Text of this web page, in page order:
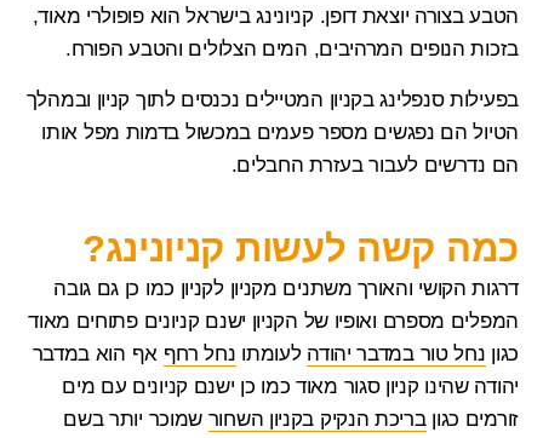
הטבע בצורה יוצאת דופן. קניונינג בישראל הוא פופולרי מאוד,
בזכות הנופים המרהיבים, המים הצלולים והטבע הפורח.
בפעילותסנפלינג בקניון המטיילים נכנסים לתוך קניון ובמהלך
הטיול הם נפגשים מספר פעמים במכשול בדמות מפל אותו
הם נדרשים לעבור בעזרת החבלים.
כמה קשה לעשות קניונינג?
דרגות הקושי והאורך משתנים מקניון לקניון כמו כן גם גובה
המפלים מספרם ואופיו של הקניון ישנם קניונים פתוחים מאוד
כגון נחל טור במדבר יהודה לעומתו נחל רחף אף הוא במדבר
יהודה שהינו קניון סגור מאוד כמו כן ישנם קניונים עם מים
זורמים כגוןבריכת הנקיק בקניון השחור שמוכר יותר בשם